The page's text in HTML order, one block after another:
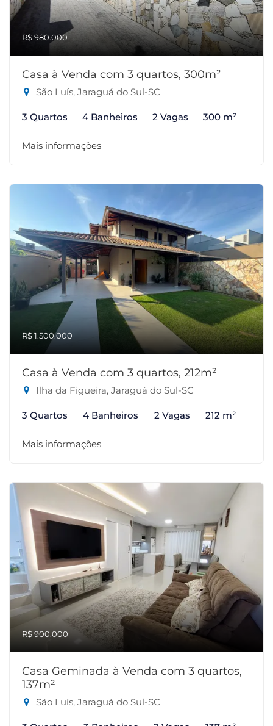
R$ 980.000
Casa à Venda com 3 quartos, 300m²
São Luís, Jaraguá do Sul-SC
3 Quartos 4 Banheiros 2 Vagas 300 m²
Mais informações
R$ 1.500.000
Casa à Venda com 3 quartos, 212m²
Ilha da Figueira, Jaraguá do Sul-SC
3 Quartos 4 Banheiros 2 Vagas 212 m²
Mais informações
R$ 900.000
Casa Geminada à Venda com 3 quartos,
137m²
São Luís, Jaraguá do Sul-SC